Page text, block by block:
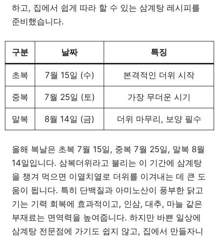
하고, 집에서 쉽게 따라 할 수 있는 삼계탕 레시피를
준비했습니다.
구분 날짜 특징
초복 7월 15일 (수) 본격적인 더위 시작
중복 7월 25일 (토) 가장 무더운 시기
말복 8월 14일 (금) 더위 마무리, 보양 필수
올해 복날은 초복 7월 15일, 중복 7월 25일, 말복 8월
14일입니다. 삼복더위라고 불리는 이 기간에 삼계탕
을 챙겨 먹으면 이열치열로 더위를 이겨내는 데 큰 도
움이 됩니다. 특히 단백질과 아미노산이 풍부한 닭고
기는 기력 회복에 효과적이고, 인삼, 대추, 마늘 같은
부재료는 면역력을 높여줍니다. 하지만 바쁜 일상에
삼계탕 전문점에 가기도 쉽지 않고, 집에서 만들자니